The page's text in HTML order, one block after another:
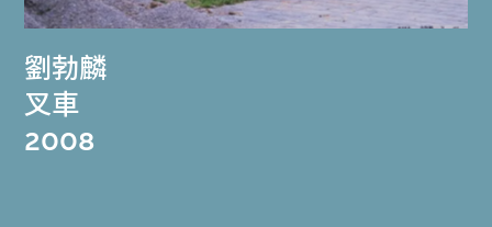
劉勃麟
叉車
2008